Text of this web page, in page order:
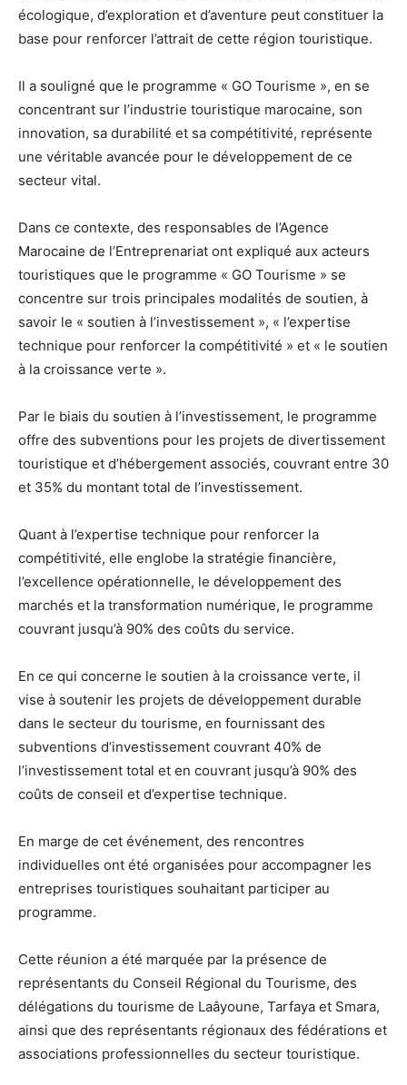
écologique, d’exploration et d’aventure peut constituer la
base pour renforcer l’attrait de cette région touristique.
Il a souligné que le programme « GO Tourisme », en se
concentrant sur l’industrie touristique marocaine, son
innovation, sa durabilité et sa compétitivité, représente
une véritable avancée pour le développement de ce
secteur vital.
Dans ce contexte, des responsables de l’Agence
Marocaine de l’Entreprenariat ont expliqué aux acteurs
touristiques que le programme « GO Tourisme » se
concentre sur trois principales modalités de soutien, à
savoir le « soutien à l’investissement », « l’expertise
technique pour renforcer la compétitivité » et « le soutien
à la croissance verte ».
Par le biais du soutien à l’investissement, le programme
offre des subventions pour les projets de divertissement
touristique et d’hébergement associés, couvrant entre 30
et 35% du montant total de l’investissement.
Quant à l’expertise technique pour renforcer la
compétitivité, elle englobe la stratégie financière,
l’excellence opérationnelle, le développement des
marchés et la transformation numérique, le programme
couvrant jusqu’à 90% des coûts du service.
En ce qui concerne le soutien à la croissance verte, il
vise à soutenir les projets de développement durable
dans le secteur du tourisme, en fournissant des
subventions d’investissement couvrant 40% de
l’investissement total et en couvrant jusqu’à 90% des
coûts de conseil et d’expertise technique.
En marge de cet événement, des rencontres
individuelles ont été organisées pour accompagner les
entreprises touristiques souhaitant participer au
programme.
Cette réunion a été marquée par la présence de
représentants du Conseil Régional du Tourisme, des
délégations du tourisme de Laâyoune, Tarfaya et Smara,
ainsi que des représentants régionaux des fédérations et
associations professionnelles du secteur touristique.